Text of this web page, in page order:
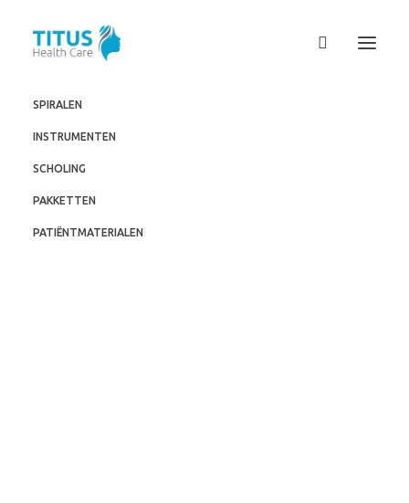
SPIRALEN
INSTRUMENTEN
SCHOLING
PAKKETTEN
PATIËNTMATERIALEN